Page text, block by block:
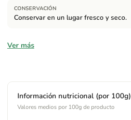
CONSERVACIÓN
Conservar en un lugar fresco y seco.
Ingredientes
Ver más
Información nutricional (por 100g)
Valores medios por 100g de producto